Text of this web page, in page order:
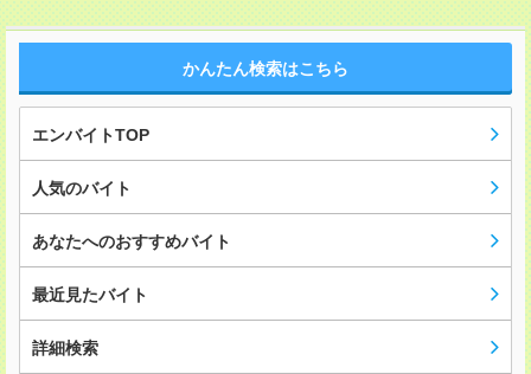
かんたん検索はこちら
エンバイトTOP
人気のバイト
あなたへのおすすめバイト
最近見たバイト
詳細検索